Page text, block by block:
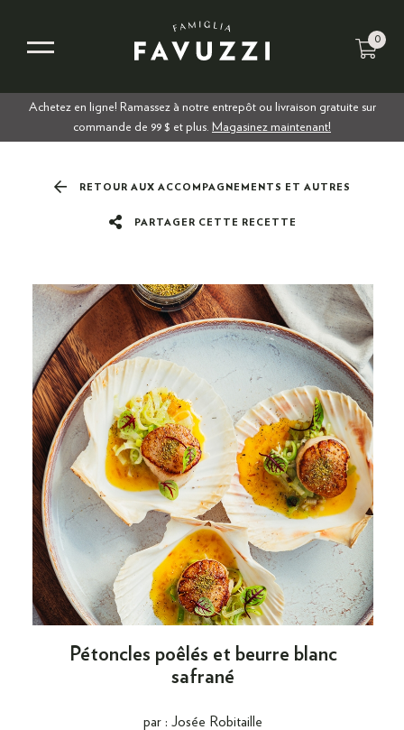
0
Achetez en ligne! Ramassez à notre entrepôt ou livraison gratuite sur
commande de 99 $ et plus. Magasinez maintenant!
RETOUR AUX ACCOMPAGNEMENTS ET AUTRES
PARTAGER CETTE RECETTE
Pétoncles poêlés et beurre blanc
safrané
par : Josée Robitaille